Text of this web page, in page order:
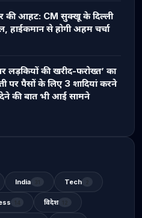
की आहट: CM सुक्खू के दिल्ली
हाईकमान से होगी अहम चर्चा
लड़कियों की खरीद-फरोख्त’ का
पर पैसों के लिए 3 शादियां करने
की बात भी आई सामने
India Tech
विदेश